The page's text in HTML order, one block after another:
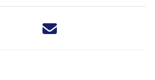
Deel dit nieuwsbericht via X -
Deel dit nieuwsbericht via
Deel dit nieuwsbericht
Deel dit